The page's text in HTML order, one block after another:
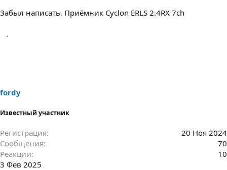
Забыл написать. Приёмник Cyclon ERLS 2.4RX 7ch
fordy
Известный участник
Регистрация
20 Ноя 2024
Сообщения
70
Реакции
10
3 Фев 2025